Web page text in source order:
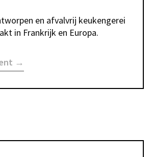
en afvalvrij keukengerei
in Frankrijk en Europa.
→